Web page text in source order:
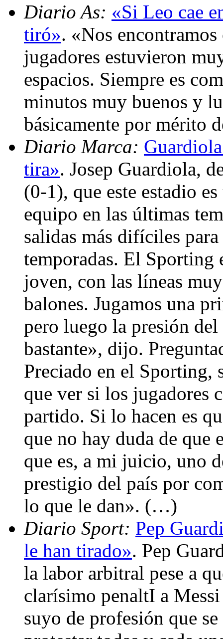
Diario As: «Si Leo cae
tiró». «Nos
jugadores estuvieron
espacios. Siempre es
minutos muy buenos y
básicamente por mérito
Diario Marca:
tira». Josep Guardiola,
(0-1), que este estadio
equipo en las últimas
salidas más difíciles
temporadas. El Sporting
joven, con las líneas
balones. Jugamos una
pero luego la presión
bastante», dijo.
Preciado en el Sporting,
que ver si los jugadores
partido. Si lo hacen es
que no hay duda de que
que es, a mi juicio, uno
prestigio del país por
lo que le dan». (…)
Diario Sport: Pep
le han tirado». Pep
la labor arbitral pese a
clarísimo penaltI a
suyo de profesión que